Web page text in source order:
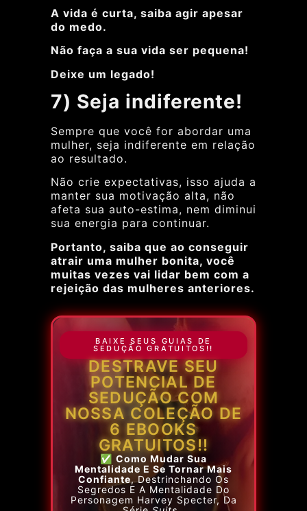
A vida é curta, saiba agir apesar
do medo.
Não faça a sua vida ser pequena!
Deixe um legado!
7) Seja indiferente!
Sempre que você for abordar uma
mulher, seja indiferente em relação
ao resultado.
Não crie expectativas, isso ajuda a
manter sua motivação alta, não
afeta sua auto-estima, nem diminui
sua energia para continuar.
Portanto, saiba que ao conseguir
atrair uma mulher bonita, você
muitas vezes vai lidar bem com a
rejeição das mulheres anteriores.
BAIXE SEUS GUIAS DE
SEDUÇÃO GRATUITOS!!
DESTRAVE SEU
POTENCIAL DE
SEDUÇÃO COM
NOSSA COLEÇÃO DE
6 EBOOKS
GRATUITOS!!
✅ Como Mudar Sua
Mentalidade E Se Tornar Mais
Confiante, Destrinchando Os
Segredos E A Mentalidade Do
Personagem Harvey Specter, Da